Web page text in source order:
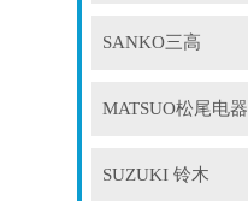
SANKO三高
MATSUO松尾电器
SUZUKI 铃木